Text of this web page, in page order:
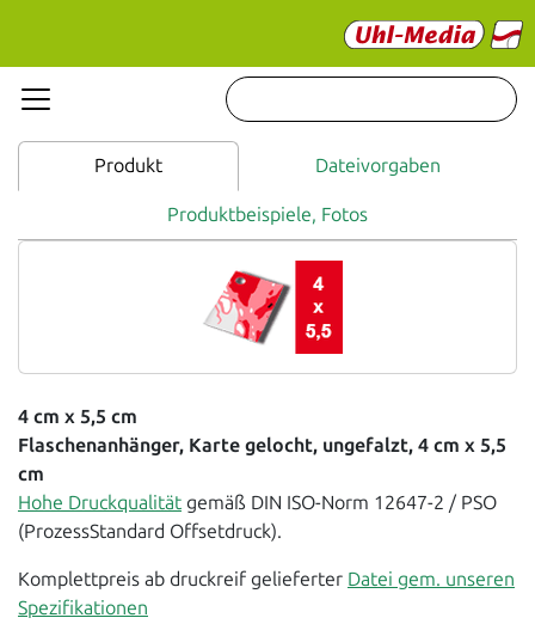
Produkt Dateivorgaben
Produktbeispiele, Fotos
4 cm x 5,5 cm
Flaschenanhänger, Karte gelocht, ungefalzt, 4 cm x 5,5
cm
Hohe Druckqualität gemäß DIN ISO-Norm 12647-2 / PSO
(ProzessStandard Offsetdruck).
Komplettpreis ab druckreif gelieferter Datei gem. unseren
Spezifikationen